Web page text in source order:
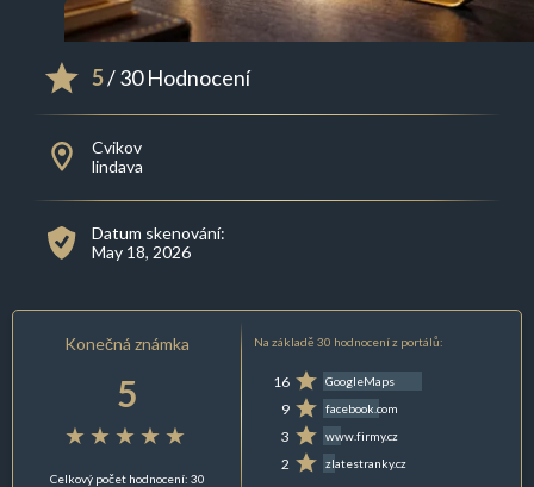
5/ 30 Hodnocení
Cvikov
lindava
Datum skenování:
May 18, 2026
Konečná známka
5
Celkový počet hodnocení: 30
Na základě 30 hodnocení z portálů:
16 GoogleMaps
9 facebook.com
3 www.firmy.cz
2 zlatestranky.cz